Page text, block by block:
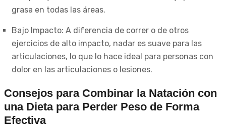
grasa en todas las áreas.
Bajo Impacto: A diferencia de correr o de otros
ejercicios de alto impacto, nadar es suave para las
articulaciones, lo que lo hace ideal para personas con
dolor en las articulaciones o lesiones.
Consejos para Combinar la Natación con
una Dieta para Perder Peso de Forma
Efectiva